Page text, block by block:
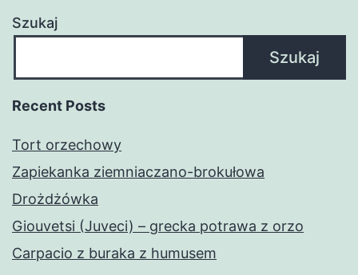
Szukaj
Szukaj
Recent Posts
Tort orzechowy
Zapiekanka ziemniaczano-brokułowa
Drożdżówka
Giouvetsi (Juveci) – grecka potrawa z orzo
Carpacio z buraka z humusem